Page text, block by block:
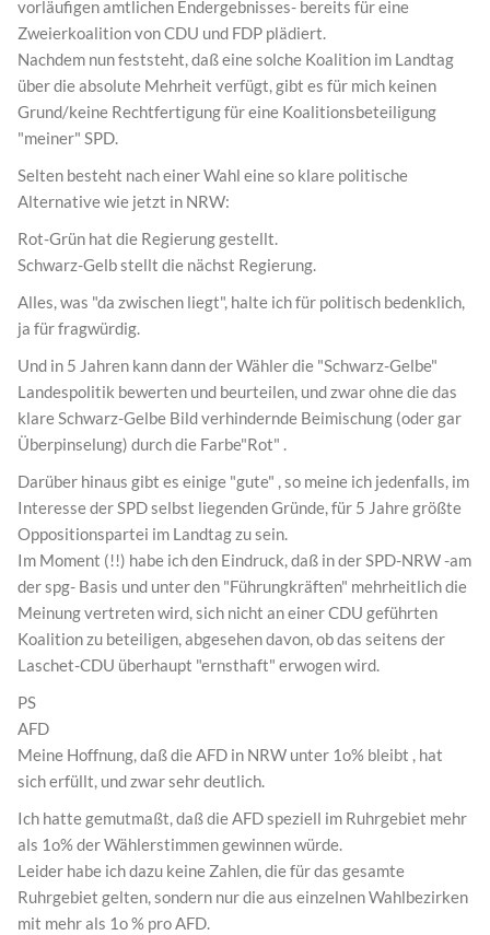
vorläufigen amtlichen Endergebnisses- bereits für eine
Zweierkoalition von CDU und FDP plädiert.
Nachdem nun feststeht, daß eine solche Koalition im Landtag
über die absolute Mehrheit verfügt, gibt es für mich keinen
Grund/keine Rechtfertigung für eine Koalitionsbeteiligung
"meiner" SPD.
Selten besteht nach einer Wahl eine so klare politische
Alternative wie jetzt in NRW:
Rot-Grün hat die Regierung gestellt.
Schwarz-Gelb stellt die nächst Regierung.
Alles, was "da zwischen liegt", halte ich für politisch bedenklich,
ja für fragwürdig.
Und in 5 Jahren kann dann der Wähler die "Schwarz-Gelbe"
Landespolitik bewerten und beurteilen, und zwar ohne die das
klare Schwarz-Gelbe Bild verhindernde Beimischung (oder gar
Überpinselung) durch die Farbe"Rot" .
Darüber hinaus gibt es einige "gute" , so meine ich jedenfalls, im
Interesse der SPD selbst liegenden Gründe, für 5 Jahre größte
Oppositionspartei im Landtag zu sein.
Im Moment (!!) habe ich den Eindruck, daß in der SPD-NRW -am
der spg- Basis und unter den "Führungkräften" mehrheitlich die
Meinung vertreten wird, sich nicht an einer CDU geführten
Koalition zu beteiligen, abgesehen davon, ob das seitens der
Laschet-CDU überhaupt "ernsthaft" erwogen wird.
PS
AFD
Meine Hoffnung, daß die AFD in NRW unter 1o% bleibt , hat
sich erfüllt, und zwar sehr deutlich.
Ich hatte gemutmaßt, daß die AFD speziell im Ruhrgebiet mehr
als 1o% der Wählerstimmen gewinnen würde.
Leider habe ich dazu keine Zahlen, die für das gesamte
Ruhrgebiet gelten, sondern nur die aus einzelnen Wahlbezirken
mit mehr als 1o % pro AFD.